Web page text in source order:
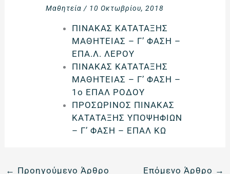
Μαθητεία / 10 Οκτωβρίου, 2018
ΠΙΝΑΚΑΣ ΚΑΤΑΤΑΞΗΣ
ΜΑΘΗΤΕΙΑΣ – Γ’ ΦΑΣΗ –
ΕΠΑ.Λ. ΛΕΡΟΥ
ΠΙΝΑΚΑΣ ΚΑΤΑΤΑΞΗΣ
ΜΑΘΗΤΕΙΑΣ – Γ’ ΦΑΣΗ –
1ο ΕΠΑΛ ΡΟΔΟΥ
ΠΡΟΣΩΡΙΝΟΣ ΠΙΝΑΚΑΣ
ΚΑΤΑΤΑΞΗΣ ΥΠΟΨΗΦΙΩΝ
– Γ’ ΦΑΣΗ – ΕΠΑΛ ΚΩ
← Προηγούμενο Άρθρο Επόμενο Άρθρο →